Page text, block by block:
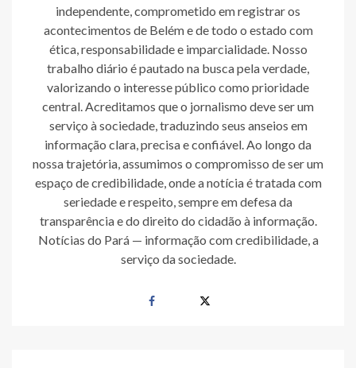
independente, comprometido em registrar os
acontecimentos de Belém e de todo o estado com
ética, responsabilidade e imparcialidade. Nosso
trabalho diário é pautado na busca pela verdade,
valorizando o interesse público como prioridade
central. Acreditamos que o jornalismo deve ser um
serviço à sociedade, traduzindo seus anseios em
informação clara, precisa e confiável. Ao longo da
nossa trajetória, assumimos o compromisso de ser um
espaço de credibilidade, onde a notícia é tratada com
seriedade e respeito, sempre em defesa da
transparência e do direito do cidadão à informação.
Notícias do Pará — informação com credibilidade, a
serviço da sociedade.